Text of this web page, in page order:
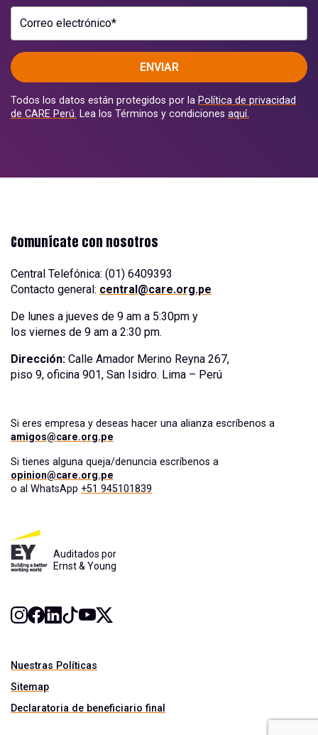
Correo electrónico*
ENVIAR
Todos los datos están protegidos por la Política de privacidad
de CARE Perú.
Lea los Términos y condiciones aquí.
Comunícate con nosotros
Central Telefónica: (01) 6409393
Contacto general: central@care.org.pe
De lunes a jueves de 9 am a 5:30pm y
los viernes de 9 am a 2:30 pm.
Dirección: Calle Amador Merino Reyna 267,
piso 9, oficina 901, San Isidro. Lima – Perú
Si eres empresa y deseas hacer una alianza escríbenos a
amigos@care.org.pe
Si tienes alguna queja/denuncia escríbenos a
opinion@care.org.pe
o al WhatsApp +51 945101839
Auditados por
Ernst & Young
Nuestras Políticas
Sitemap
Declaratoria de beneficiario final